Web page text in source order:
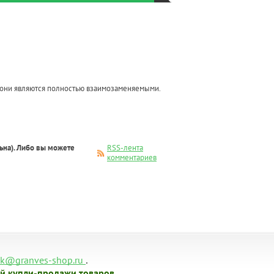
являются полностью взаимозаменяемыми.
Либо вы можете
RSS-лента
комментариев
shop.ru .